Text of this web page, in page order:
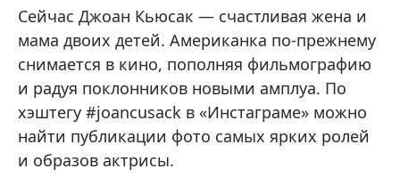
Сейчас Джоан Кьюсак — счастливая жена и
мама двоих детей. Американка по-прежнему
снимается в кино, пополняя фильмографию
и радуя поклонников новыми амплуа. По
хэштегу #joancusack в «Инстаграме» можно
найти публикации фото самых ярких ролей
и образов актрисы.